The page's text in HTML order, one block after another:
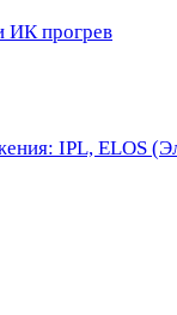
ИК прогрев
IPL, ELOS